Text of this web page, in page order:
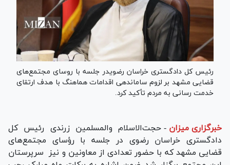
رئیس کل دادگستری خراسان رضویدر جلسه با روسای مجتمع‌های
قضایی مشهد بر لزوم ساماندهی اقدامات هماهنگ با هدف ارتقای
خدمت رسانی به مردم تأکید کرد.
خبرگزاری میزان - حجت‌الاسلام و‌المسلمین زرندی رئیس کل
دادگستری خراسان رضوی در جلسه با رؤسای مجتمع‌های
قضایی مشهد که با حضور تعدادی از معاونین و نیز سرپرستان